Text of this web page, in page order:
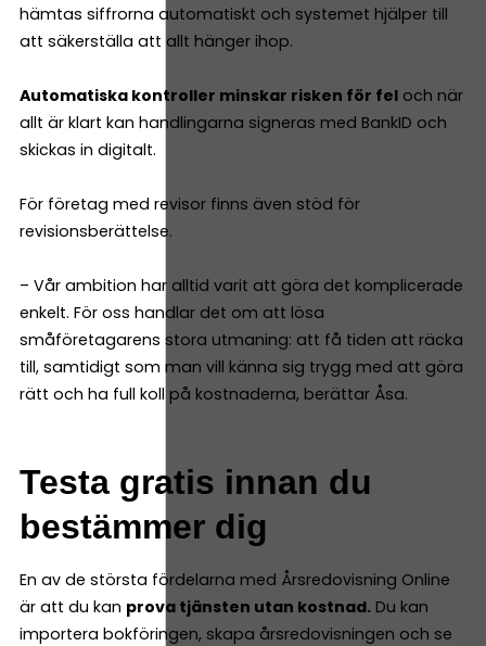
hämtas siffrorna automatiskt och systemet hjälper till
att säkerställa att allt hänger ihop.
Automatiska kontroller minskar risken för fel och när
allt är klart kan handlingarna signeras med BankID och
skickas in digitalt.
För företag med revisor finns även stöd för
revisionsberättelse.
– Vår ambition har alltid varit att göra det komplicerade
enkelt. För oss handlar det om att lösa
småföretagarens stora utmaning: att få tiden att räcka
till, samtidigt som man vill känna sig trygg med att göra
rätt och ha full koll på kostnaderna, berättar Åsa.
Testa gratis innan du
bestämmer dig
En av de största fördelarna med Årsredovisning Online
är att du kan prova tjänsten utan kostnad. Du kan
importera bokföringen, skapa årsredovisningen och se